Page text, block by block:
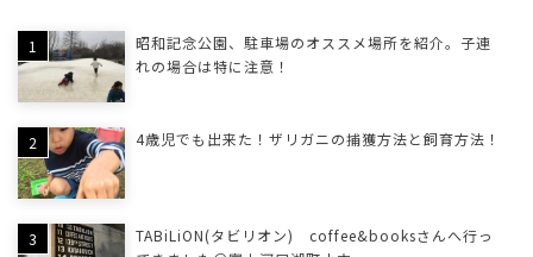
昭和記念公園、駐車場のオススメ場所を紹介。子連
れの場合は特に注意！
4歳児でも出来た！ザリガニの捕獲方法と飼育方法！
TABiLiON(タビリオン) coffee&booksさんへ行っ